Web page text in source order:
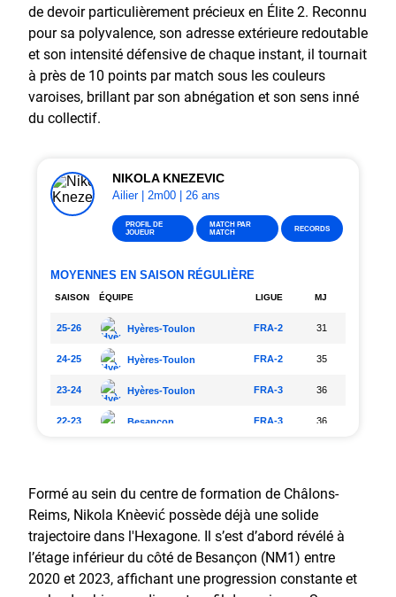
de devoir particulièrement précieux en Élite 2. Reconnu
pour sa polyvalence, son adresse extérieure redoutable
et son intensité défensive de chaque instant, il tournait
à près de 10 points par match sous les couleurs
varoises, brillant par son abnégation et son sens inné
du collectif.
Formé au sein du centre de formation de Châlons-
Reims, Nikola Knežević possède déjà une solide
trajectoire dans l'Hexagone. Il s’est d’abord révélé à
l’étage inférieur du côté de Besançon (NM1) entre
2020 et 2023, affichant une progression constante et